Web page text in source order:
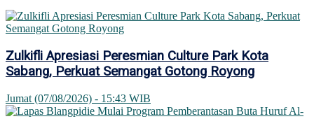
Zulkifli Apresiasi Peresmian Culture Park Kota
Sabang, Perkuat Semangat Gotong Royong
Jumat (07/08/2026) - 15:43 WIB